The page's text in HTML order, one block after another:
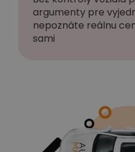
argumenty pre
nepoznáte reálnu
sami